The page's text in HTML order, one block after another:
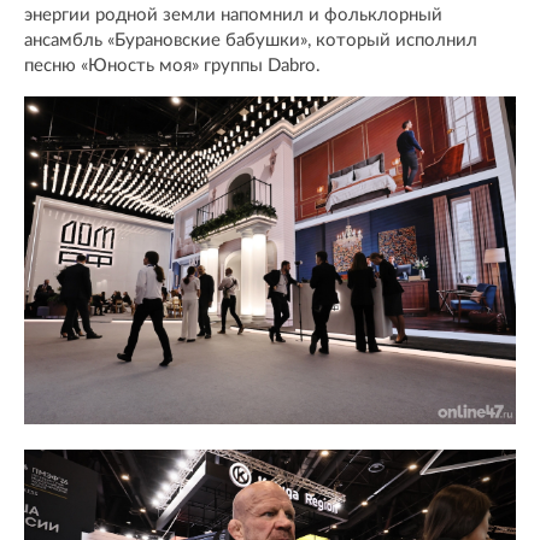
энергии родной земли напомнил и фольклорный
ансамбль «Бурановские бабушки», который исполнил
песню «Юность моя» группы Dabro.